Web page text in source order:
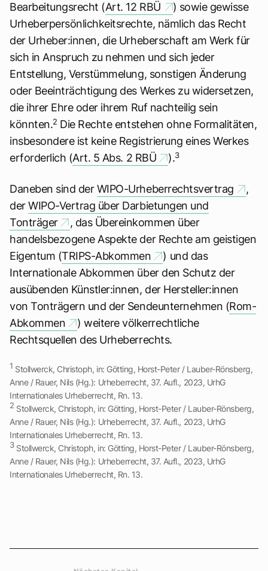
Bearbeitungsrecht (Art. 12 RBÜ
) sowie gewisse
Urheberpersönlichkeitsrechte, nämlich das Recht
der Urheber:innen, die Urheberschaft am Werk für
sich in Anspruch zu nehmen und sich jeder
Entstellung, Verstümmelung, sonstigen Änderung
oder Beeinträchtigung des Werkes zu widersetzen,
die ihrer Ehre oder ihrem Ruf nachteilig sein
könnten.2 Die Rechte entstehen ohne Formalitäten,
insbesondere ist keine Registrierung eines Werkes
erforderlich (Art. 5 Abs. 2 RBÜ ).3
Daneben sind derWIPO-Urheberrechtsvertrag
,
derWIPO-Vertrag über Darbietungen und
Tonträger
, das Übereinkommen über
handelsbezogene Aspekte der Rechte am geistigen
Eigentum (TRIPS-Abkommen
) und das
Internationale Abkommen über den Schutz der
ausübenden Künstler:innen, der Hersteller:innen
von Tonträgern und der Sendeunternehmen (Rom-
Abkommen
) weitere völkerrechtliche
Rechtsquellen des Urheberrechts.
1 Stollwerck, Christoph, in: Götting, Horst-Peter / Lauber-Rönsberg,
Anne / Rauer, Nils (Hg.): Urheberrecht, 37. Aufl., 2023, UrhG
Internationales Urheberrecht, Rn. 13.
2 Stollwerck, Christoph, in: Götting, Horst-Peter / Lauber-Rönsberg,
Anne / Rauer, Nils (Hg.): Urheberrecht, 37. Aufl., 2023, UrhG
Internationales Urheberrecht, Rn. 13.
3Stollwerck, Christoph, in: Götting, Horst-Peter / Lauber-Rönsberg,
Anne / Rauer, Nils (Hg.): Urheberrecht, 37. Aufl., 2023, UrhG
Internationales Urheberrecht, Rn. 13.